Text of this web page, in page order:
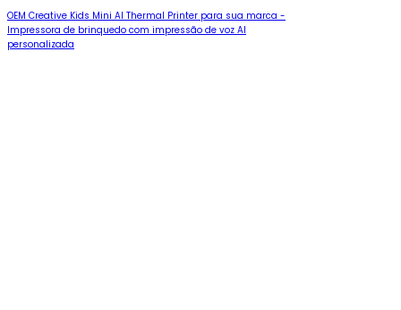
OEM Creative Kids Mini AI Thermal Printer para sua marca -
Impressora de brinquedo com impressão de voz AI
personalizada